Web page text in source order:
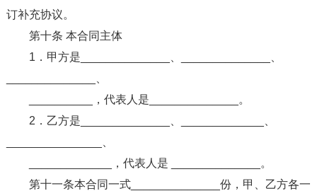
订补充协议。
第十条 本合同主体
1．甲方是______________、______________、
__________，代表人是______________。
2．乙方是______________、_____________、
_____________，代表人是 ______________。
第十一条本合同一式______________份，甲、乙方各一